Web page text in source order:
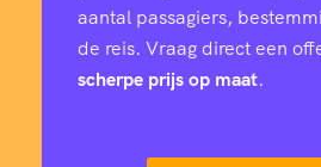
aantal passagiers,
de reis. Vraag direct een
scherpe prijs op maat.